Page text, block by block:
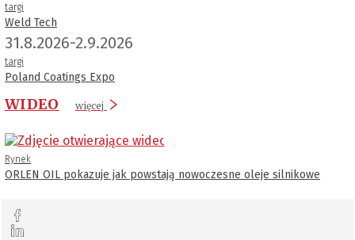
targi
Weld Tech
31.8.2026-2.9.2026
targi
Poland Coatings Expo
WIDEO więcej
Rynek
ORLEN OIL pokazuje jak powstają nowoczesne oleje silnikowe